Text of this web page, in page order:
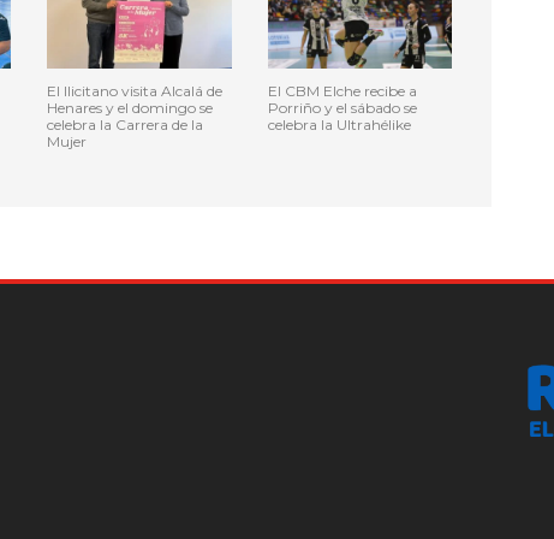
El Ilicitano visita Alcalá de
Henares y el domingo se
celebra la Carrera de la
Mujer
El CBM Elche recibe a
Porriño y el sábado se
celebra la Ultrahélike